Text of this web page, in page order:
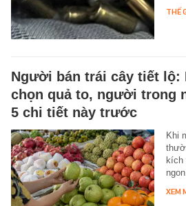
THẾ
Người bán trái cây tiết lộ:
chọn quả to, người trong
5 chi tiết này trước
Khi
kích
XEM